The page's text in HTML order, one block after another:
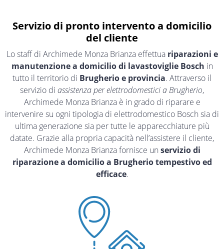
Servizio di pronto intervento a domicilio
del cliente
Lo staff di Archimede Monza Brianza effettua riparazioni e
manutenzione a domicilio di lavastoviglie Bosch in
tutto il territorio di Brugherio e provincia. Attraverso il
servizio di assistenza per elettrodomestici a Brugherio,
Archimede Monza Brianza è in grado di riparare e
intervenire su ogni tipologia di elettrodomestico Bosch sia di
ultima generazione sia per tutte le apparecchiature più
datate. Grazie alla propria capacità nell’assistere il cliente,
Archimede Monza Brianza fornisce un servizio di
riparazione a domicilio a Brugherio tempestivo ed
efficace.